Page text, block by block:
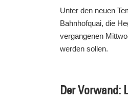
Unter den neuen
Bahnhofquai, die
vergangenen
werden sollen.
Der Vorwand: